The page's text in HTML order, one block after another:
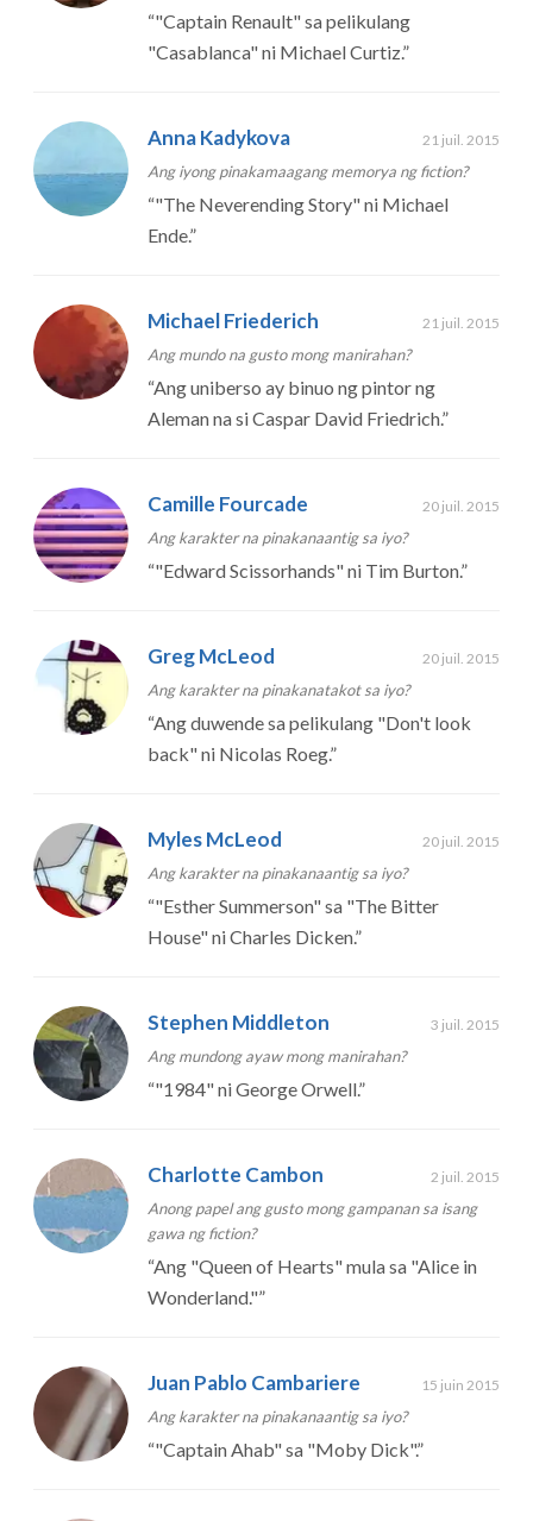
“"Captain Renault" sa pelikulang
"Casablanca" ni Michael Curtiz.”
Anna Kadykova 21 juil. 2015
Ang iyong pinakamaagang memorya ng fiction?
“"The Neverending Story" ni Michael
Ende.”
Michael Friederich 21 juil. 2015
Ang mundo na gusto mong manirahan?
“Ang uniberso ay binuo ng pintor ng
Aleman na si Caspar David Friedrich.”
Camille Fourcade 20 juil. 2015
Ang karakter na pinakanaantig sa iyo?
“"Edward Scissorhands" ni Tim Burton.”
Greg McLeod 20 juil. 2015
Ang karakter na pinakanatakot sa iyo?
“Ang duwende sa pelikulang "Don't look
back" ni Nicolas Roeg.”
Myles McLeod 20 juil. 2015
Ang karakter na pinakanaantig sa iyo?
“"Esther Summerson" sa "The Bitter
House" ni Charles Dicken.”
Stephen Middleton 3 juil. 2015
Ang mundong ayaw mong manirahan?
“"1984" ni George Orwell.”
Charlotte Cambon 2 juil. 2015
Anong papel ang gusto mong gampanan sa isang
gawa ng fiction?
“Ang "Queen of Hearts" mula sa "Alice in
Wonderland."”
Juan Pablo Cambariere 15 juin 2015
Ang karakter na pinakanaantig sa iyo?
“"Captain Ahab" sa "Moby Dick".”